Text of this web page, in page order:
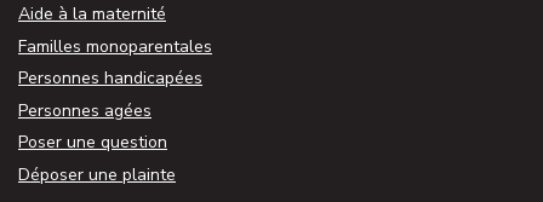
Aide à la maternité
Familles monoparentales
Personnes handicapées
Personnes agées
Poser une question
Déposer une plainte